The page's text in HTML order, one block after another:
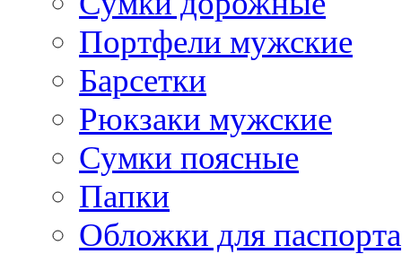
Портфели мужские
Барсетки
Рюкзаки мужские
Сумки поясные
Папки
Обложки для паспорта